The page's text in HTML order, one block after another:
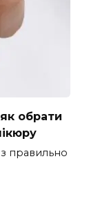
як обрати
правильно